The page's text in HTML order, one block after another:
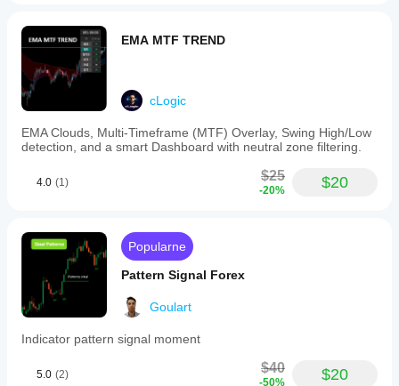
EMA MTF TREND
cLogic
EMA Clouds, Multi-Timeframe (MTF) Overlay, Swing High/Low
detection, and a smart Dashboard with neutral zone filtering.
4.0 (1) $25
-20% $20
Popularne
Pattern Signal Forex
Goulart
Indicator pattern signal moment
5.0 (2) $40
-50% $20